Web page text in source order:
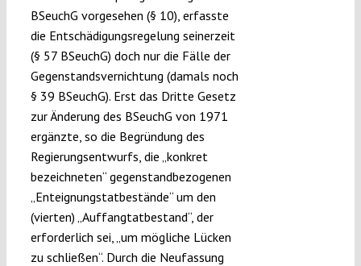
BSeuchG vorgesehen (§ 10), erfasste
die Entschädigungsregelung seinerzeit
(§ 57 BSeuchG) doch nur die Fälle der
Gegenstandsvernichtung (damals noch
§ 39 BSeuchG). Erst das Dritte Gesetz
zur Änderung des BSeuchG von 1971
ergänzte, so die Begründung des
Regierungsentwurfs, die „konkret
bezeichneten“ gegenstandbezogenen
„Enteignungstatbestände“ um den
(vierten) „Auffangtatbestand“, der
erforderlich sei, „um mögliche Lücken
zu schließen“. Durch die Neufassung